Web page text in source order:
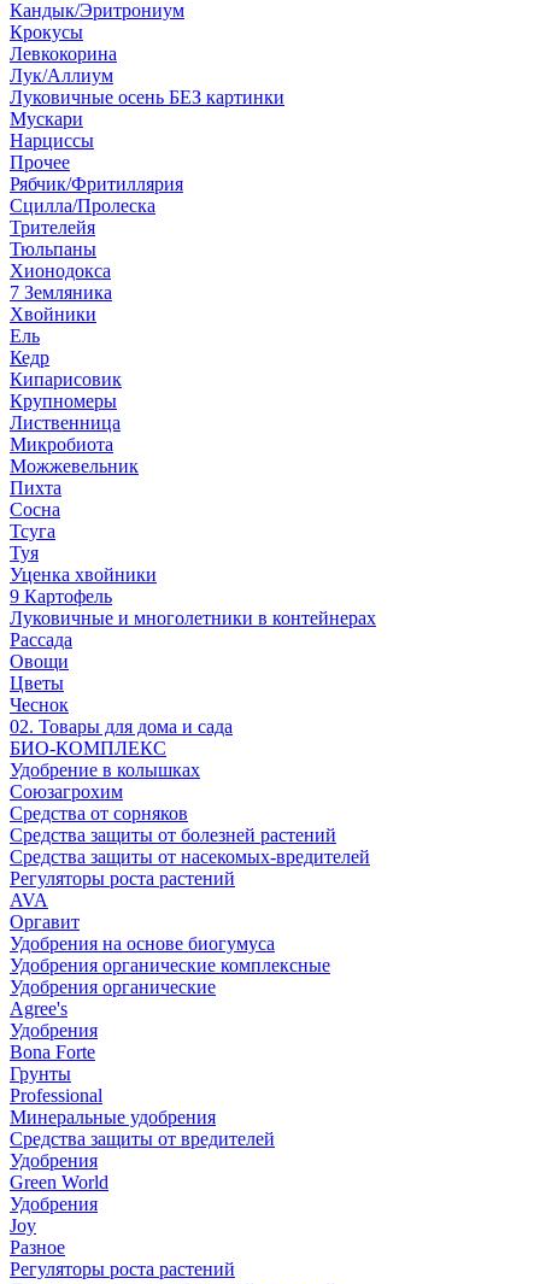
Кандык/Эритрониум
Крокусы
Левкокорина
Лук/Аллиум
Луковичные осень БЕЗ картинки
Мускари
Нарциссы
Прочее
Рябчик/Фритиллярия
Сцилла/Пролеска
Трителейя
Тюльпаны
Хионодокса
7 Земляника
Хвойники
Ель
Кедр
Кипарисовик
Крупномеры
Лиственница
Микробиота
Можжевельник
Пихта
Сосна
Тсуга
Туя
Уценка хвойники
9 Картофель
Луковичные и многолетники в контейнерах
Рассада
Овощи
Цветы
Чеснок
02. Товары для дома и сада
БИО-КОМПЛЕКС
Удобрение в колышках
Союзагрохим
Средства от сорняков
Средства защиты от болезней растений
Средства защиты от насекомых-вредителей
Регуляторы роста растений
AVA
Оргавит
Удобрения на основе биогумуса
Удобрения органические комплексные
Удобрения органические
Agree's
Удобрения
Bona Forte
Грунты
Professional
Минеральные удобрения
Средства защиты от вредителей
Удобрения
Green World
Удобрения
Joy
Разное
Регуляторы роста растений